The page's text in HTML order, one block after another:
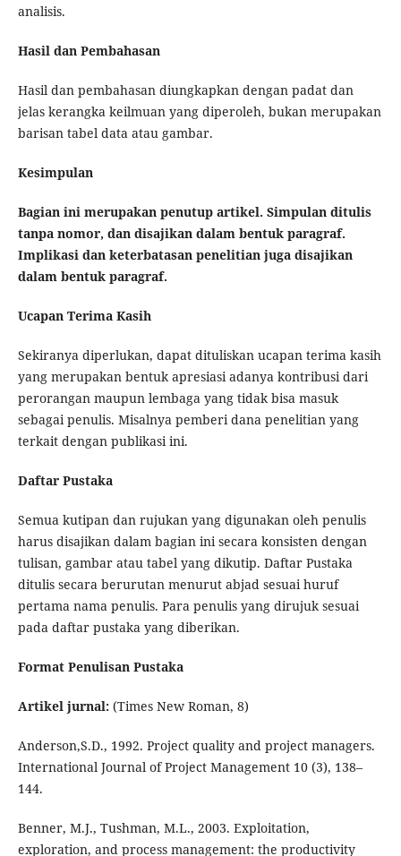
analisis.
Hasil dan Pembahasan
Hasil dan pembahasan diungkapkan dengan padat dan
jelas kerangka keilmuan yang diperoleh, bukan merupakan
barisan tabel data atau gambar.
Kesimpulan
Bagian ini merupakan penutup artikel. Simpulan ditulis
tanpa nomor, dan disajikan dalam bentuk paragraf.
Implikasi dan keterbatasan penelitian juga disajikan
dalam bentuk paragraf.
Ucapan Terima Kasih
Sekiranya diperlukan, dapat dituliskan ucapan terima kasih
yang merupakan bentuk apresiasi adanya kontribusi dari
perorangan maupun lembaga yang tidak bisa masuk
sebagai penulis. Misalnya pemberi dana penelitian yang
terkait dengan publikasi ini.
Daftar Pustaka
Semua kutipan dan rujukan yang digunakan oleh penulis
harus disajikan dalam bagian ini secara konsisten dengan
tulisan, gambar atau tabel yang dikutip. Daftar Pustaka
ditulis secara berurutan menurut abjad sesuai huruf
pertama nama penulis. Para penulis yang dirujuk sesuai
pada daftar pustaka yang diberikan.
Format Penulisan Pustaka
Artikel jurnal: (Times New Roman, 8)
Anderson,S.D., 1992. Project quality and project managers.
International Journal of Project Management 10 (3), 138–
144.
Benner, M.J., Tushman, M.L., 2003. Exploitation,
exploration, and process management: the productivity